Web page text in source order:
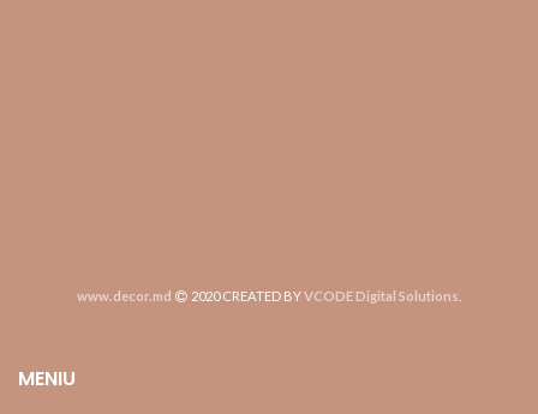
www.decor.md 2020 CREATED BYVCODE Digital Solutions
MENIU